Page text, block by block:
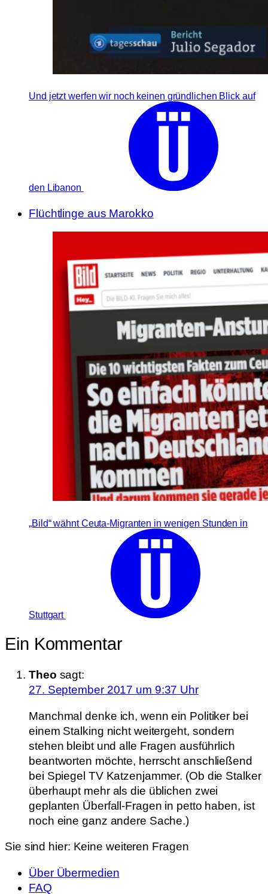
Und jetzt werfen wir noch keinen gründlichen Blick auf
den Libanon
Flüchtlinge aus Marokko
„Bild“ wähnt Ceuta-Migranten in wenigen Stunden in
Stuttgart
Ein Kommentar
Theo sagt:
27. September 2017 um 9:37 Uhr
Manchmal denke ich, wenn ein Politiker bei
einem Stalking nicht weitergeht, sondern
stehen bleibt und alle Fragen ausführlich
beantworten möchte, herrscht anschließend
bei Spiegel TV Katzenjammer. (Ob die Stalker
überhaupt mehr als die üblichen zwei
geplanten Überfall-Fragen in petto haben, ist
noch eine ganz andere Sache.)
Sie sind hier: Keine weiteren Fragen
Über Übermedien
FAQ